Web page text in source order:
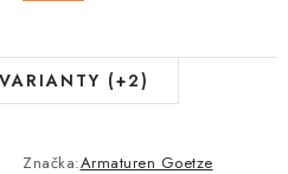
(+2)
Značka:Armaturen Goetze